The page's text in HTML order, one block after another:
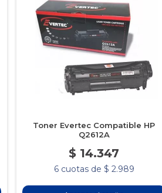
Toner Evertec Compatible HP
Q2612A
$ 14.347
6 cuotas de $ 2.989